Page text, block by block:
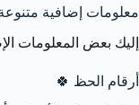
معلومات إضافية
إليك بعض المعلومات
أرقام الحظ 🍀